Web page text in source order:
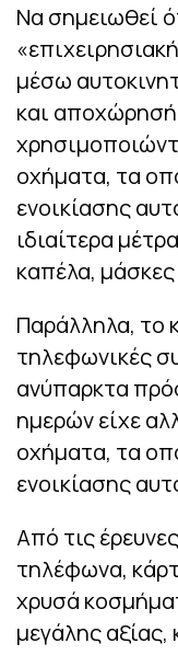
Να σημειωθεί
μέσω
και αποχώρησή
οχήματα, τα
ενοικίασης
ιδιαίτερα
καπέλα, μάσκες
Παράλληλα, το
τηλεφωνικές
ανύπαρκτα
ημερών είχε
οχήματα, τα
ενοικίασης
Από τις
τηλέφωνα,
χρυσά
μεγάλης